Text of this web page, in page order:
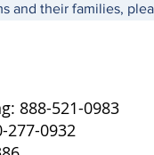
and their families,
888-521-0983
277-0932